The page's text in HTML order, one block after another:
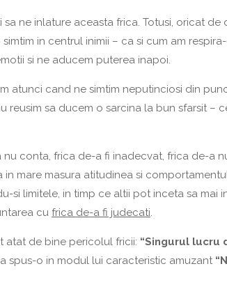
ne inlature aceasta frica. Totusi, oricat de
in centrul inimii – ca si cum am
si ne aducem puterea inapoi.
atunci cand ne simtim neputinciosi din
reusim sa ducem o sarcina la bun sfarsit –
conta, frica de-a fi inadecvat, frica de-a
mare masura atitudinea si
si limitele, in timp ce altii pot inceta sa mai
cu frica de-a fi judecati.
atat de bine pericolul fricii: “Singurul lucru
a spus-o in modul lui caracteristic amuzant